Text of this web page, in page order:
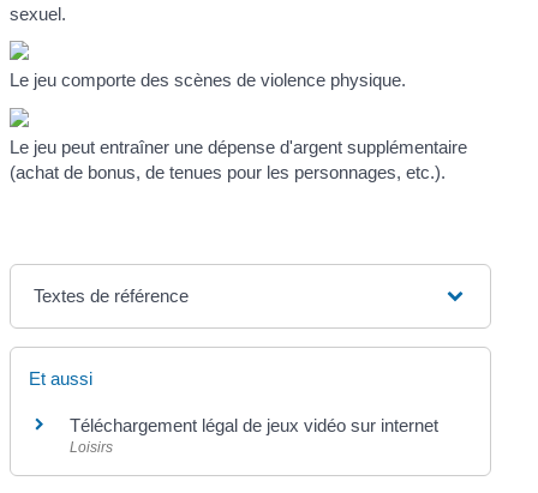
sexuel.
Le jeu comporte des scènes de violence physique.
Le jeu peut entraîner une dépense d'argent supplémentaire
(achat de bonus, de tenues pour les personnages, etc.).
Textes de référence
Et aussi
Téléchargement légal de jeux vidéo sur internet
Loisirs